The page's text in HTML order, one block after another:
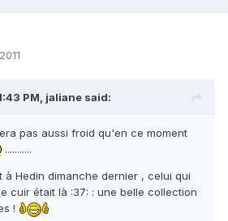
PM, jaliane said:
pas aussi froid qu'en ce moment
...........
à Hedin dimanche dernier , celui qui
cuir était là :37: : une belle collection
!